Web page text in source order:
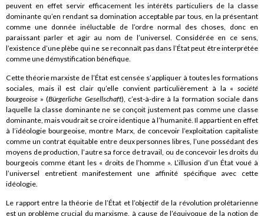
peuvent en effet servir efficacement les intérêts particuliers de la classe
dominante qu’en rendant sa domination acceptable par tous, en la présentant
comme une donnée inéluctable de l’ordre normal des choses, donc en
paraissant parler et agir au nom de l’universel. Considérée en ce sens,
l’existence d’une plèbe qui ne se reconnaît pas dans l’État peut être interprétée
comme une démystification bénéfique.
Cette théorie marxiste de l’État est censée s’appliquer à toutes les formations
sociales, mais il est clair qu’elle convient particulièrement à la « société
bourgeoise » (Bürgerliche Gesellschaft), c’est-à-dire à la formation sociale dans
laquelle la classe dominante ne se conçoit justement pas comme une classe
dominante, mais voudrait se croire identique à l’humanité. Il appartient en effet
à l’idéologie bourgeoise, montre Marx, de concevoir l’exploitation capitaliste
comme un contrat équitable entre deux personnes libres, l’une possédant des
moyens de production, l’autre sa force de travail, ou de concevoir les droits du
bourgeois comme étant les « droits de l’homme ». L’illusion d’un État voué à
l’universel entretient manifestement une affinité spécifique avec cette
idéologie.
Le rapport entre la théorie de l’État et l’objectif de la révolution prolétarienne
est un problème crucial du marxisme, à cause de l’équivoque de la notion de